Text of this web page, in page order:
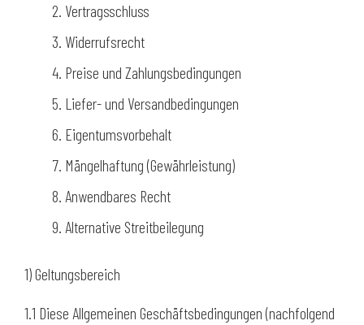
Vertragsschluss
Widerrufsrecht
Preise und Zahlungsbedingungen
Liefer- und Versandbedingungen
Eigentumsvorbehalt
Mängelhaftung (Gewährleistung)
Anwendbares Recht
Alternative Streitbeilegung
1) Geltungsbereich
1.1 Diese Allgemeinen Geschäftsbedingungen (nachfolgend